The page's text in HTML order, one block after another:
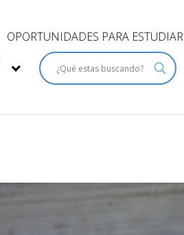
OPORTUNIDADES PARA ESTUDIAR